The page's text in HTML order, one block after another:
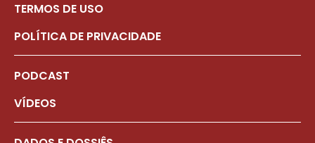
TERMOS DE USO
POLÍTICA DE PRIVACIDADE
PODCAST
VÍDEOS